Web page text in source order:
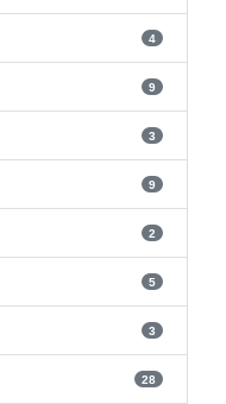
4
9
3
9
2
5
3
28